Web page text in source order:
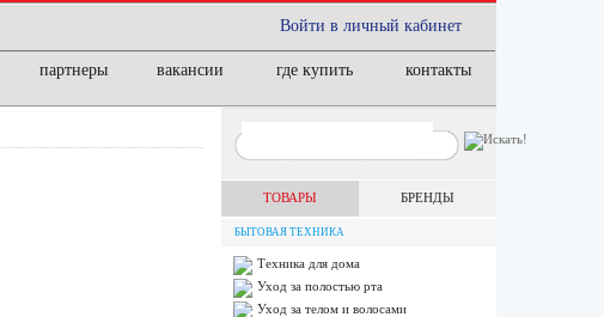
Войти в личный кабинет
партнеры вакансии где купить контакты
ТОВАРЫ БРЕНДЫ
БЫТОВАЯ ТЕХНИКА
Техника для дома
Уход за полостью рта
Уход за телом и волосами